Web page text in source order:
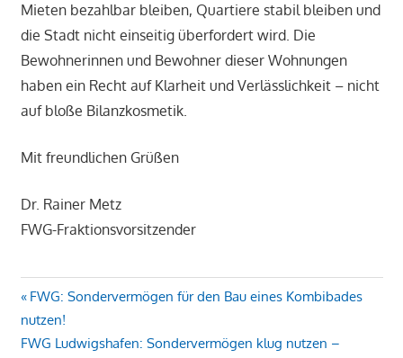
Mieten bezahlbar bleiben, Quartiere stabil bleiben und
die Stadt nicht einseitig überfordert wird. Die
Bewohnerinnen und Bewohner dieser Wohnungen
haben ein Recht auf Klarheit und Verlässlichkeit – nicht
auf bloße Bilanzkosmetik.
Mit freundlichen Grüßen
Dr. Rainer Metz
FWG-Fraktionsvorsitzender
Beitragsnavigation
Vorheriger
Beitrag:
FWG: Sondervermögen für den Bau eines Kombibades
nutzen!
Nächster
FWG Ludwigshafen: Sondervermögen klug nutzen –